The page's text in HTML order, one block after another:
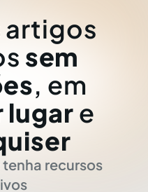
artigos
sem
, em
lugar e
tenha recursos